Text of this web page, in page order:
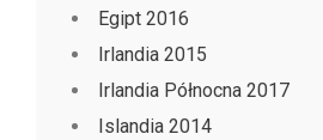
Egipt 2016
Irlandia 2015
Irlandia Północna 2017
Islandia 2014